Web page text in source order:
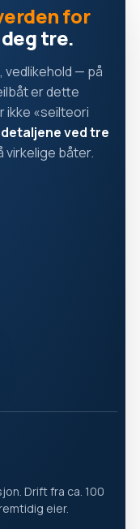
for
tre.
— på
er dette
ikke «seilteori
ved tre
virkelige båter.
Drift fra ca. 100
eier.